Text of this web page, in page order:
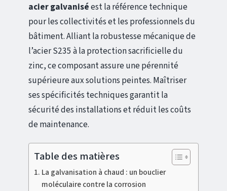
acier galvaniséest la référence technique
pour les collectivités et les professionnels du
bâtiment. Alliant la robustesse mécanique de
l’acier S235 à la protection sacrificielle du
zinc, ce composant assure une pérennité
supérieure aux solutions peintes. Maîtriser
ses spécificités techniques garantit la
sécurité des installations et réduit les coûts
de maintenance.
Table des matières
La galvanisation à chaud : un bouclier
moléculaire contre la corrosion